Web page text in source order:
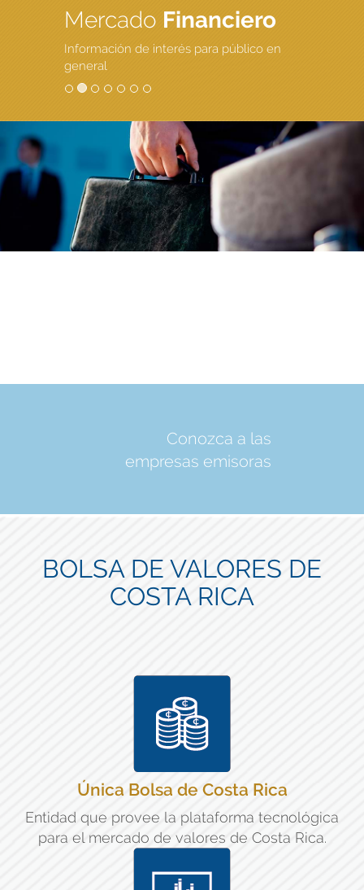
Mercado Financiero
Información de interés para público en
general
Conozca a las
empresas emisoras
BOLSA DE VALORES DE
COSTA RICA
Única Bolsa de Costa Rica
Entidad que provee la plataforma tecnológica
para el mercado de valores de Costa Rica.